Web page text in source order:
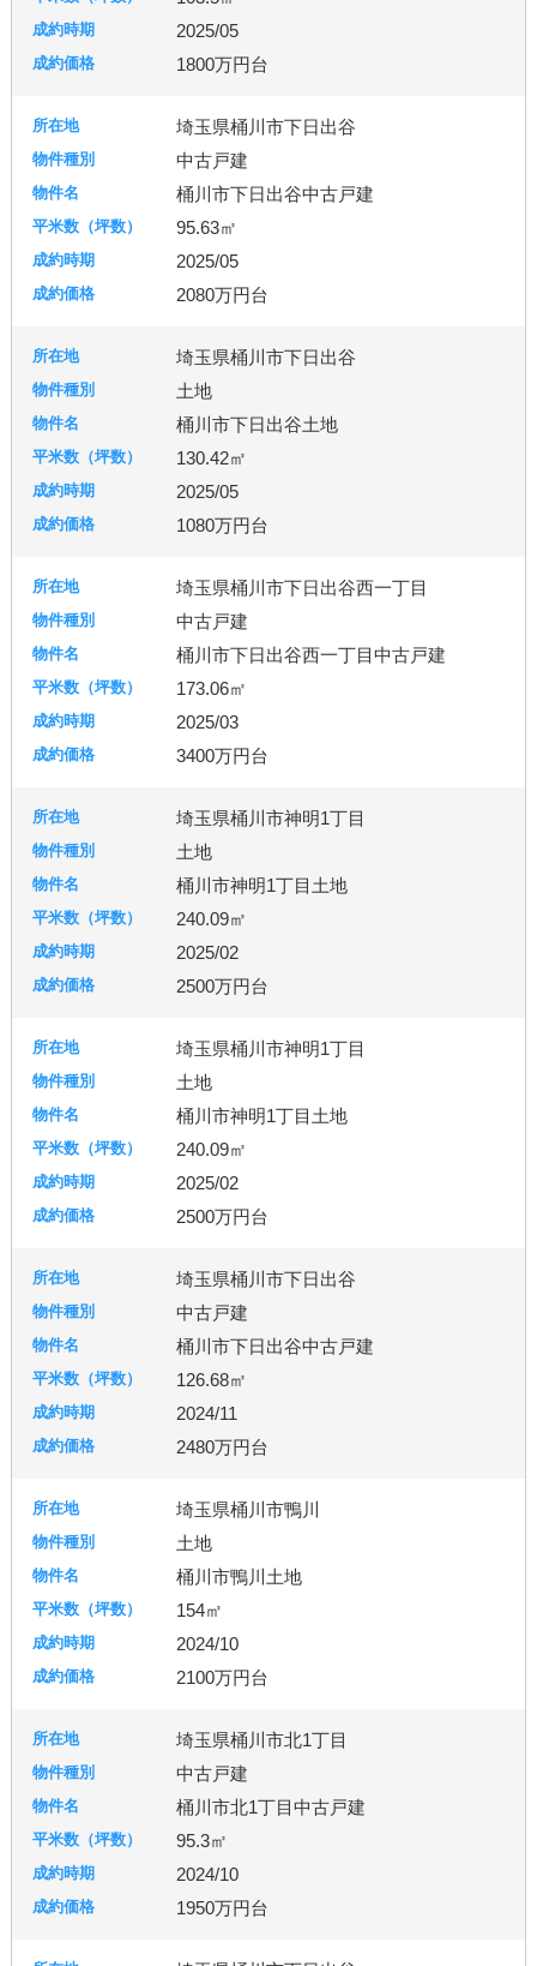
2025/05
1800万円台
埼玉県桶川市下日出谷
中古戸建
桶川市下日出谷中古戸建
95.63㎡
2025/05
2080万円台
埼玉県桶川市下日出谷
土地
桶川市下日出谷土地
130.42㎡
2025/05
1080万円台
埼玉県桶川市下日出谷西一丁目
中古戸建
桶川市下日出谷西一丁目中古戸建
173.06㎡
2025/03
3400万円台
埼玉県桶川市神明1丁目
土地
桶川市神明1丁目土地
240.09㎡
2025/02
2500万円台
埼玉県桶川市神明1丁目
土地
桶川市神明1丁目土地
240.09㎡
2025/02
2500万円台
埼玉県桶川市下日出谷
中古戸建
桶川市下日出谷中古戸建
126.68㎡
2024/11
2480万円台
埼玉県桶川市鴨川
土地
桶川市鴨川土地
154㎡
2024/10
2100万円台
埼玉県桶川市北1丁目
中古戸建
桶川市北1丁目中古戸建
95.3㎡
2024/10
1950万円台